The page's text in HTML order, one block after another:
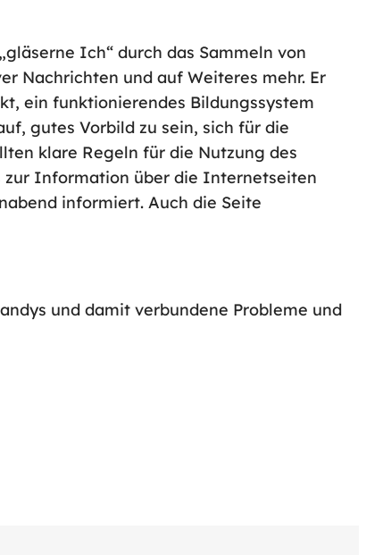
Ich“ durch das Sammeln von
Nachrichten und auf Weiteres mehr. Er
ein funktionierendes Bildungssystem
gutes Vorbild zu sein, sich für die
klare Regeln für die Nutzung des
zur Information über die Internetseiten
informiert. Auch die Seite
und damit verbundene Probleme und